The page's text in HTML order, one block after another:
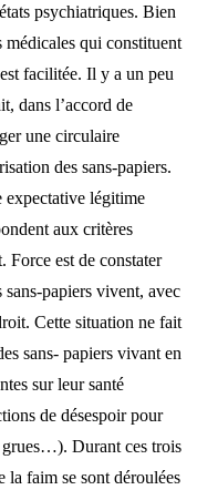
psychiatriques. Bien
médicales qui constituent
facilitée. Il y a un peu
dans l’accord de
une circulaire
des sans-papiers.
expectative légitime
aux critères
Force est de constater
sans-papiers vivent, avec
Cette situation ne fait
sans- papiers vivant en
sur leur santé
de désespoir pour
grues…). Durant ces trois
la faim se sont déroulées